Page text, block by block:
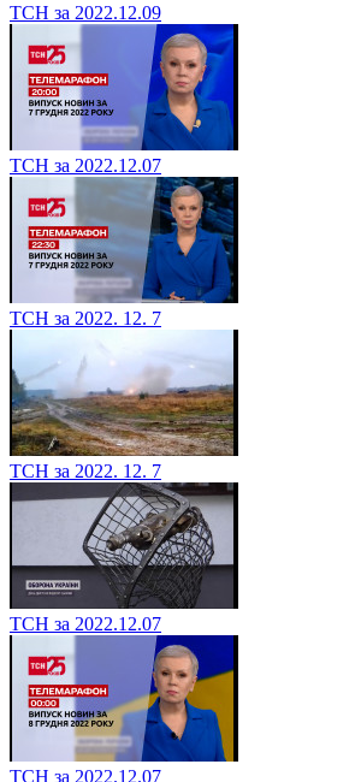
ТСН за 2022.12.09
ТСН за 2022.12.07
ТСН за 2022. 12. 7
ТСН за 2022. 12. 7
ТСН за 2022.12.07
ТСН за 2022.12.07